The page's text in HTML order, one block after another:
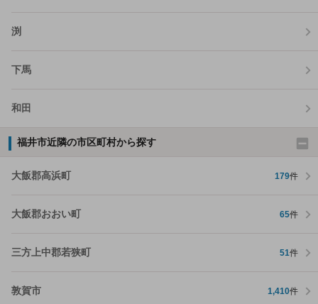
渕
下馬
和田
福井市近隣の市区町村から探す
大飯郡高浜町 179件
大飯郡おおい町 65件
三方上中郡若狭町 51件
敦賀市 1,410件